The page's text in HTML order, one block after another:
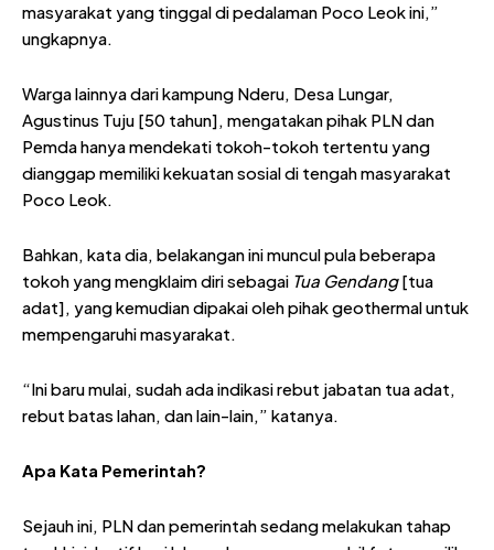
masyarakat yang tinggal di pedalaman Poco Leok ini,”
ungkapnya.
Warga lainnya dari kampung Nderu, Desa Lungar,
Agustinus Tuju [50 tahun], mengatakan pihak PLN dan
Pemda hanya mendekati tokoh-tokoh tertentu yang
dianggap memiliki kekuatan sosial di tengah masyarakat
Poco Leok.
Bahkan, kata dia, belakangan ini muncul pula beberapa
tokoh yang mengklaim diri sebagai Tua Gendang[tua
adat], yang kemudian dipakai oleh pihak geothermal untuk
mempengaruhi masyarakat.
“Ini baru mulai, sudah ada indikasi rebut jabatan tua adat,
rebut batas lahan, dan lain-lain,” katanya.
Apa Kata Pemerintah?
Sejauh ini, PLN dan pemerintah sedang melakukan tahap